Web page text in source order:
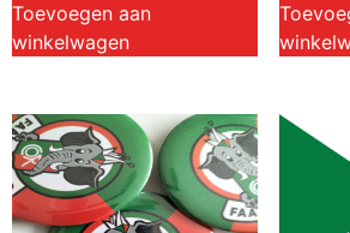
Toevoegen aan
winkelwagen